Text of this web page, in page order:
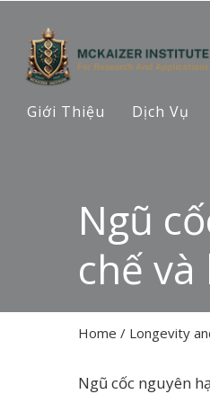
Giới Thiệu Dịch Vụ
Ngũ
chế
Home / Longevity
Ngũ cốc nguyên